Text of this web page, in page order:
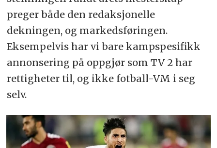
preger både den redaksjonelle
dekningen, og markedsføringen.
Eksempelvis har vi bare kampspesifikk
annonsering på oppgjør som TV 2 har
rettigheter til, og ikke fotball-VM i seg
selv.